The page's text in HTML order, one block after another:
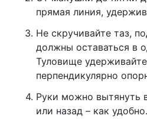
прямая линия,
Не скручивайте таз,
должны оставаться в
Туловище
перпендикулярно
Руки можно вытянуть
или назад – как удобно.